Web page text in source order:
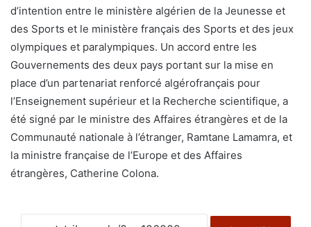
d’intention entre le ministère algérien de la Jeunesse et
des Sports et le ministère français des Sports et des jeux
olympiques et paralympiques. Un accord entre les
Gouvernements des deux pays portant sur la mise en
place d’un partenariat renforcé algérofrançais pour
l’Enseignement supérieur et la Recherche scientifique, a
été signé par le ministre des Affaires étrangères et de la
Communauté nationale à l’étranger, Ramtane Lamamra, et
la ministre française de l’Europe et des Affaires
étrangères, Catherine Colona.